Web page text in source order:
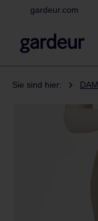
Hauptinhalt springen
Zur Suche springen
Zurgardeur.com
Sie sind hier: